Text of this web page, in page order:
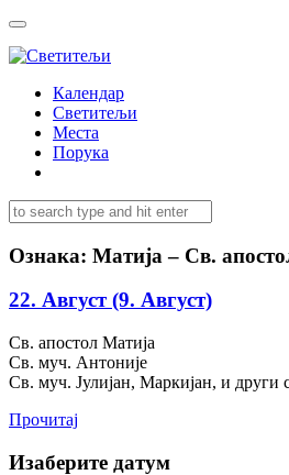
Календар
Светитељи
Места
Порука
Ознака: Матија – Св.
22. Август (9. Август)
Св. апостол Матија
Св. муч. Антоније
Св. муч. Јулијан, Маркијан, и други
Прочитај
Изаберите датум